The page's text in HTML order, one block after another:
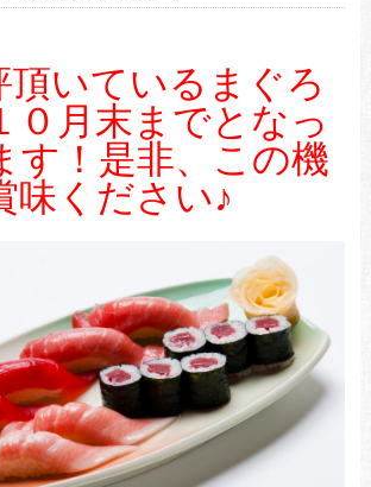
頂いているまぐろ
０月末までとなっ
す！是非、この機
味ください♪